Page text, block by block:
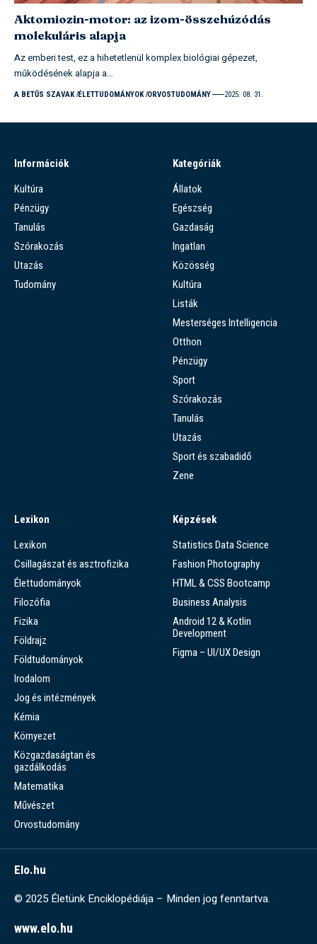
Aktomiozin-motor: az izom-összehúzódás
molekuláris alapja
Az emberi test, ez a hihetetlenül komplex biológiai gépezet,
működésének alapja a…
A BETŰS SZAVAK ÉLETTUDOMÁNYOK ORVOSTUDOMÁNY 2025. 08. 31.
Információk
Kultúra
Pénzügy
Tanulás
Szórakozás
Utazás
Tudomány
Kategóriák
Állatok
Egészség
Gazdaság
Ingatlan
Közösség
Kultúra
Listák
Mesterséges Intelligencia
Otthon
Pénzügy
Sport
Szórakozás
Tanulás
Utazás
Sport és szabadidő
Zene
Lexikon
Lexikon
Csillagászat és asztrofizika
Élettudományok
Filozófia
Fizika
Földrajz
Földtudományok
Irodalom
Jog és intézmények
Kémia
Környezet
Közgazdaságtan és
gazdálkodás
Matematika
Művészet
Orvostudomány
Képzések
Statistics Data Science
Fashion Photography
HTML & CSS Bootcamp
Business Analysis
Android 12 & Kotlin
Development
Figma – UI/UX Design
Elo.hu
© 2025 Életünk Enciklopédiája – Minden jog fenntartva.
www.elo.hu